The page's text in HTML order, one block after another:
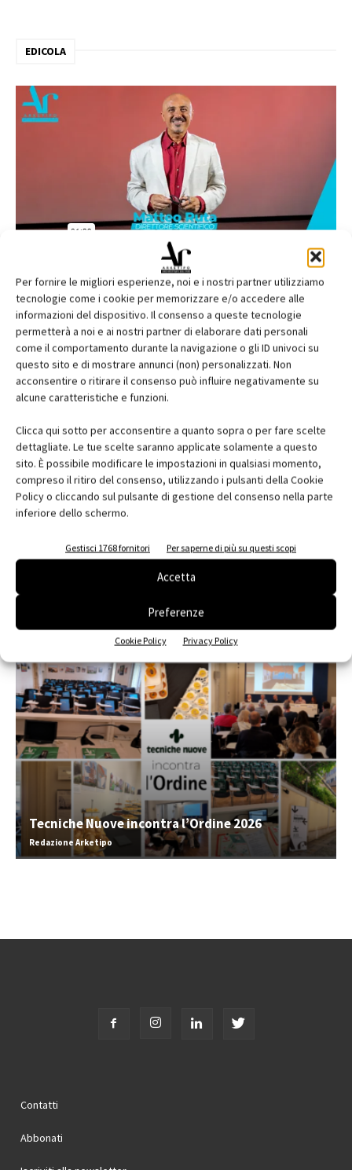
Per fornire le migliori esperienze, noi e i nostri partner utilizziamo
tecnologie come i cookie per memorizzare e/o accedere alle
informazioni del dispositivo. Il consenso a queste tecnologie
permetterà a noi e ai nostri partner di elaborare dati personali
come il comportamento durante la navigazione o gli ID univoci su
questo sito e di mostrare annunci (non) personalizzati. Non
acconsentire o ritirare il consenso può influire negativamente su
alcune caratteristiche e funzioni.
Clicca qui sotto per acconsentire a quanto sopra o per fare scelte
dettagliate. Le tue scelte saranno applicate solamente a questo
sito. È possibile modificare le impostazioni in qualsiasi momento,
compreso il ritiro del consenso, utilizzando i pulsanti della Cookie
Policy o cliccando sul pulsante di gestione del consenso nella parte
inferiore dello schermo.
Gestisci 1768 fornitori Per saperne di più su questi scopi
Accetta
Preferenze
Cookie Policy Privacy Policy
EDICOLA
Abbonati e regala
Iscriviti alla newsletter
Tecniche Nuove incontra l’Ordine 2026
Redazione Arketipo
Contatti
Abbonati